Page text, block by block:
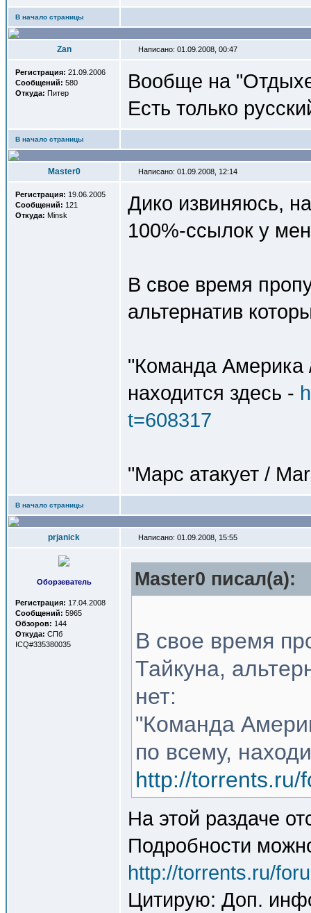
В начало страницы
Zan Написано: 01.09.2008, 00:47
Регистрация: 21.09.2006
Сообщений: 580
Откуда: Питер
Вообще на
Есть только
В начало страницы
Master0 Написано: 01.09.2008, 12:14
Регистрация: 19.06.2005
Сообщений: 121
Откуда: Minsk
Дико извиняюсь,
100%-ссылок у
В свое время
альтернатив
"Команда Америка
находится здесь -
t=608317
"Марс атакует /
В начало страницы
prjanick Написано: 01.09.2008, 15:55
Оборзеватель
Регистрация: 17.04.2008
Сообщений: 5965
Обзоров: 144
Откуда: СПб
ICQ#335380035
Master0 писал(a):
В свое время
Тайкуна,
нет:
"Команда
по всему,
http://torrents.ru/
На этой раздаче
Подробности
http://torrents.ru/
Цитирую: Доп.